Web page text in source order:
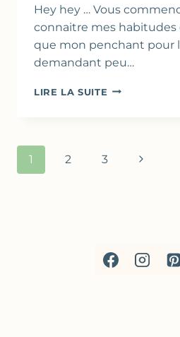
Hey hey … Vous
connaitre mes habitudes
que mon penchant pour
demandant peu…
LIRE LA SUITE TARTES
&
RICOTTA)
Navigation
de
1 2 3
Page